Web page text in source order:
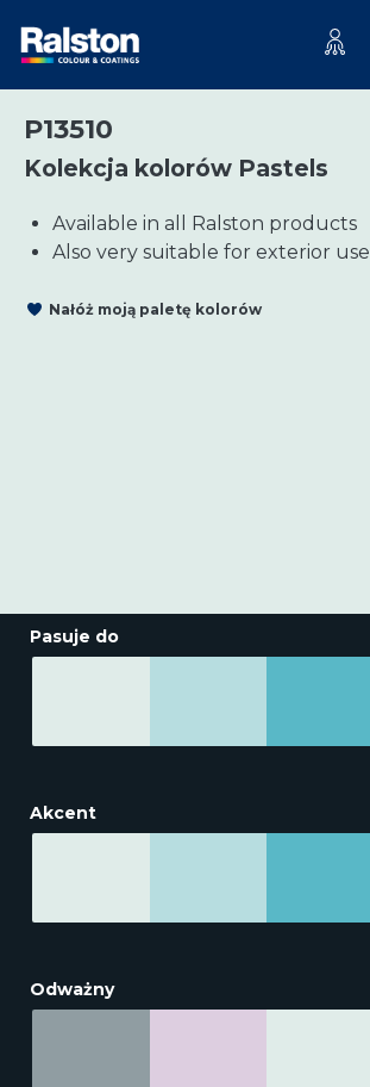
P13510
Kolekcja kolorów Pastels
Available in all Ralston products
Also very suitable for exterior use
Nałóż moją paletę kolorów
Pasuje do
Akcent
Odważny